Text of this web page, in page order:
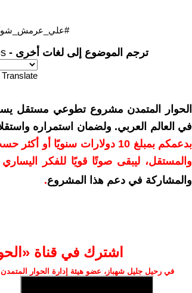
ترجم الموضوع إلى لغات أخرى -
Translate
الحوار المتمدن مشروع تطوعي مستقل يسعى
في العالم العربي. ولضمان استمراره
بدعمكم بمبلغ 10 دولارات
والمستقل، ليبقى صوتًا قويًا للفكر
والمشاركة في دعم هذا المشروع.
اشترك في قناة
في رحيل جليل شهباز، عضو هيئة إدارة الحوار المتمدن